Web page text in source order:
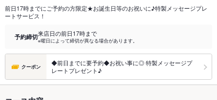
前日17時までにご予約の方限定★お誕生日等のお祝いに♪特製メッセージプレ
ートサービス！
予約締切来店日の前日17時まで
※曜日によって締切が異なる場合があります。
クーポン
◆前日までに要予約◆お祝い事に◎ 特製メッセージプ
レートプレゼント♪